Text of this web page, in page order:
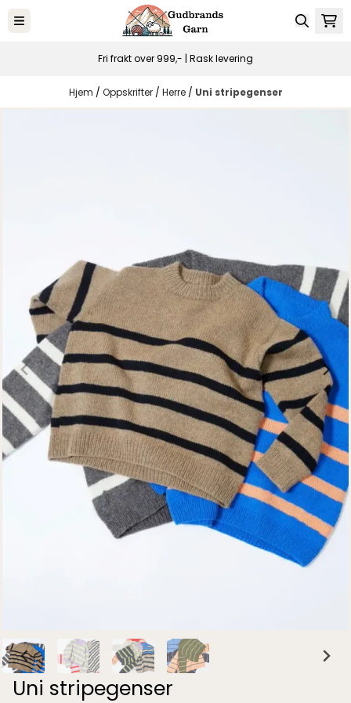
Hopp til innhold
Fri frakt over 999,- | Rask levering
Hjem / Oppskrifter / Herre / Uni stripegenser
Uni stripegenser